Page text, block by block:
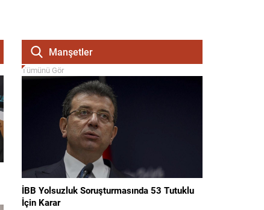
Manşetler
Tümünü Gör
İBB Yolsuzluk Soruşturmasında 53 Tutuklu
İçin Karar